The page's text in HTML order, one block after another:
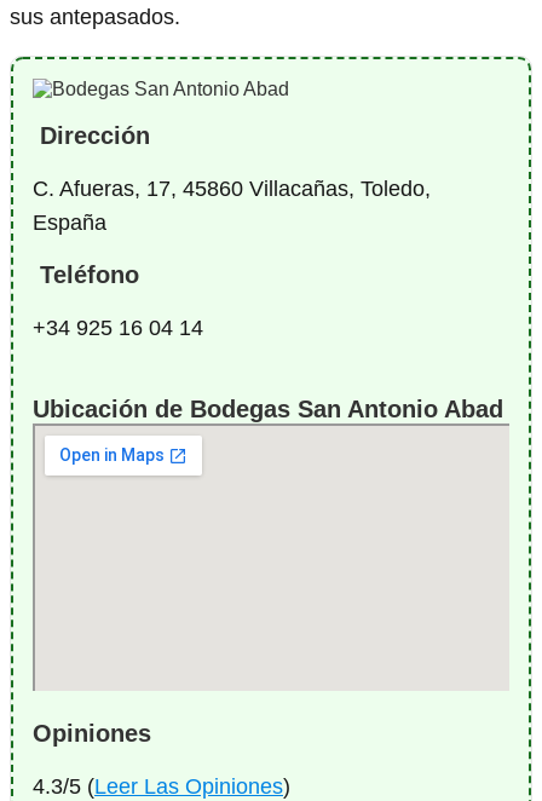
sus antepasados.
Dirección
C. Afueras, 17, 45860 Villacañas, Toledo,
España
Teléfono
+34 925 16 04 14
Ubicación de Bodegas San Antonio Abad
Opiniones
4.3/5 (Leer Las Opiniones)